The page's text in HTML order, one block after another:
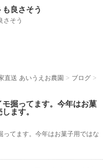
良さそう
さそう
直送 あいうえお農園 > ブログ >
掘ってます。今年はお菓
ます。
ってます。今年はお菓子用ではな